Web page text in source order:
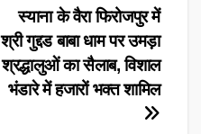
स्याना के वैरा फिरोजपुर में
श्री गुद्दड बाबा धाम पर उमड़ा
श्रद्धालुओं का सैलाब, विशाल
भंडारे में हजारों भक्त शामिल